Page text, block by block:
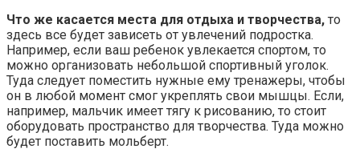
Что же касается места для отдыха и творчества, то
здесь все будет зависеть от увлечений подростка.
Например, если ваш ребенок увлекается спортом, то
можно организовать небольшой спортивный уголок.
Туда следует поместить нужные ему тренажеры, чтобы
он в любой момент смог укреплять свои мышцы. Если,
например, мальчик имеет тягу к рисованию, то стоит
оборудовать пространство для творчества. Туда можно
будет поставить мольберт.